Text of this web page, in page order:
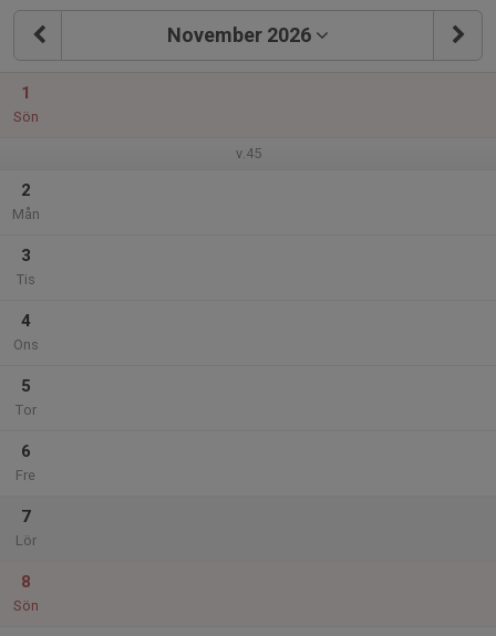
November 2026
1
Sön
v.45
2
Mån
3
Tis
4
Ons
5
Tor
6
Fre
7
Lör
8
Sön